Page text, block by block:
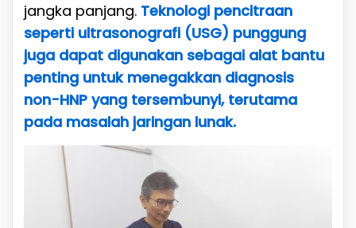
jangka panjang. Teknologi pencitraan
seperti ultrasonografi (USG) punggung
juga dapat digunakan sebagai alat bantu
penting untuk menegakkan diagnosis
non-HNP yang tersembunyi, terutama
pada masalah jaringan lunak.